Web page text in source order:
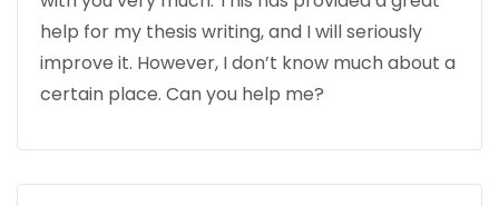
help for my thesis writing, and I will seriously
improve it. However, I don’t know much about a
certain place. Can you help me?